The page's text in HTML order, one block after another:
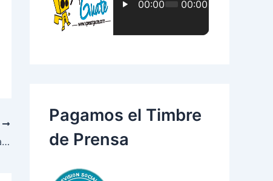
Lanzamiento Show de Caramelo Programa Infantil
Pagamos el Timbre
de Prensa